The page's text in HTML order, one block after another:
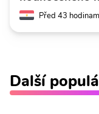
Před 43
Další